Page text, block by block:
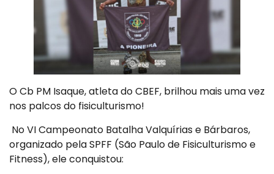
O Cb PM Isaque, atleta do CBEF, brilhou mais uma vez
nos palcos do fisiculturismo!
No VI Campeonato Batalha Valquírias e Bárbaros,
organizado pela SPFF (São Paulo de Fisiculturismo e
Fitness), ele conquistou: